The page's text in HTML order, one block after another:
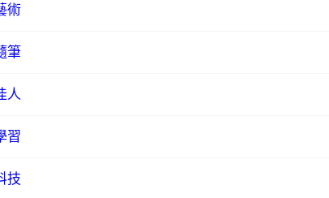
術
筆
人
習
技